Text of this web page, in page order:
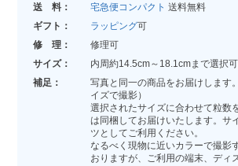
送 料：
宅急便コンパクト 送料無料
ギフト：
ラッピング可
修 理：
修理可
サイズ：
内周約14.5cm～18.1cmまで選択
補足：
写真と同一の商品をお届けします
イズで撮影）
選択されたサイズに合わせて粒数
は同梱してお届けいたします。サ
ツとしてご利用ください。
なるべく現物に近いカラーで撮影
おりますが、ご利用の端末、ディ